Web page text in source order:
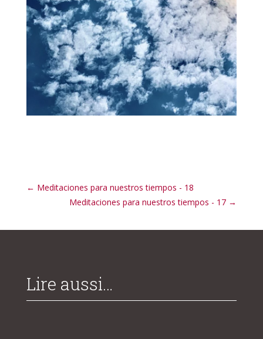
← Meditaciones para nuestros tiempos - 18
Meditaciones para nuestros tiempos - 17 →
Lire aussi…